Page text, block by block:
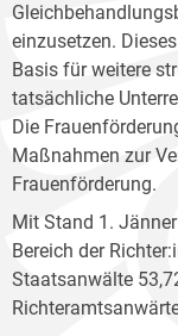
einzusetzen.
Basis für weitere
tatsächliche
Die
Maßnahmen zur
Frauenförderung.
Mit Stand 1.
Bereich der
Staatsanwälte